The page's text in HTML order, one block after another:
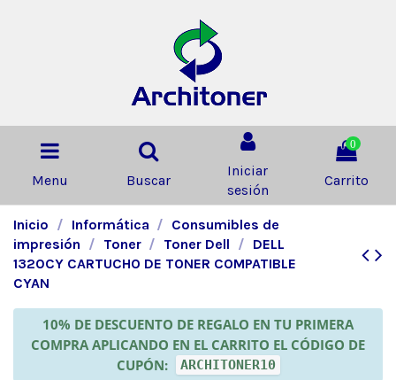
Menu Buscar
Iniciar
sesión
0
Carrito
Inicio Informática
Consumibles de
impresión
Toner Toner Dell
DELL
1320CY CARTUCHO DE TONER COMPATIBLE
CYAN
10% DE DESCUENTO DE REGALO EN TU PRIMERA
COMPRA APLICANDO EN EL CARRITO EL CÓDIGO DE
CUPÓN:
ARCHITONER10